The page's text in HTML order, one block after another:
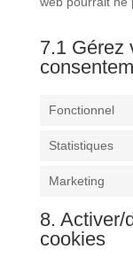
7.1 Gérez
Fonctionnel
Statistiques
Marketing
8. Activer/
cookies